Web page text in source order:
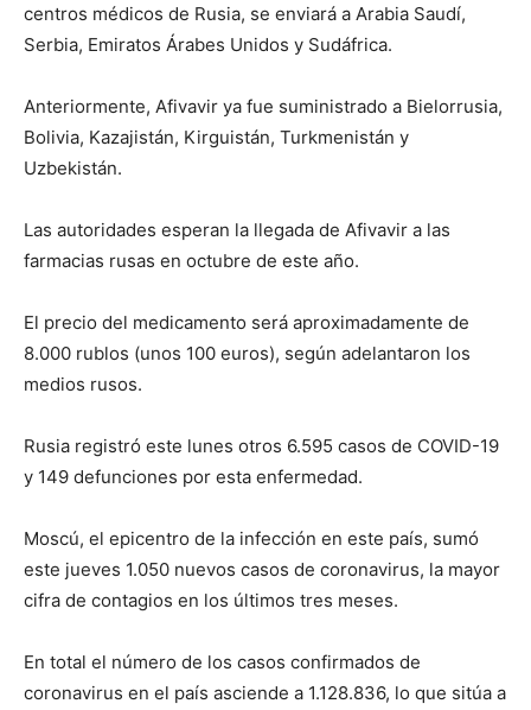
centros médicos de Rusia, se enviará a Arabia Saudí,
Serbia, Emiratos Árabes Unidos y Sudáfrica.
Anteriormente, Afivavir ya fue suministrado a Bielorrusia,
Bolivia, Kazajistán, Kirguistán, Turkmenistán y
Uzbekistán.
Las autoridades esperan la llegada de Afivavir a las
farmacias rusas en octubre de este año.
El precio del medicamento será aproximadamente de
8.000 rublos (unos 100 euros), según adelantaron los
medios rusos.
Rusia registró este lunes otros 6.595 casos de COVID-19
y 149 defunciones por esta enfermedad.
Moscú, el epicentro de la infección en este país, sumó
este jueves 1.050 nuevos casos de coronavirus, la mayor
cifra de contagios en los últimos tres meses.
En total el número de los casos confirmados de
coronavirus en el país asciende a 1.128.836, lo que sitúa a